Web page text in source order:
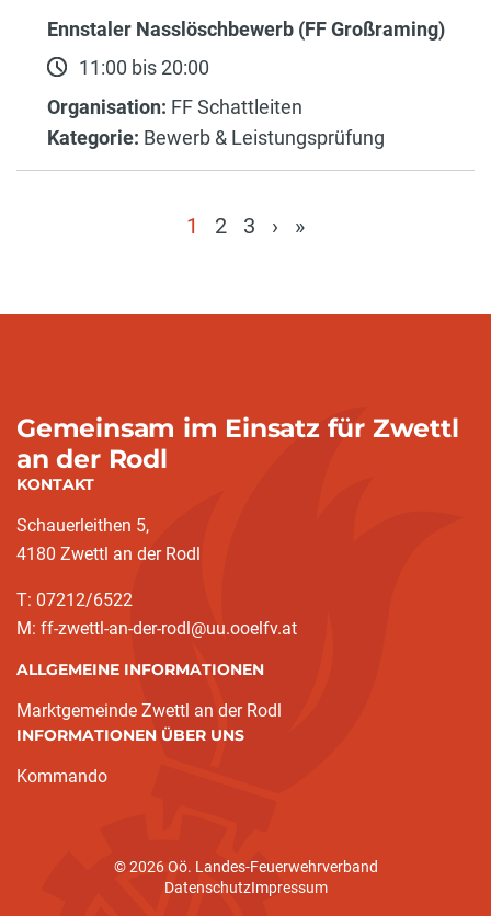
Ennstaler Nasslöschbewerb (FF Großraming)
11:00 bis 20:00
Organisation: FF Schattleiten
Kategorie: Bewerb & Leistungsprüfung
1 2 3 › »
Gemeinsam im Einsatz für Zwettl
an der Rodl
KONTAKT
Schauerleithen 5,
4180 Zwettl an der Rodl
T: 07212/6522
M: ff-zwettl-an-der-rodl@uu.ooelfv.at
ALLGEMEINE INFORMATIONEN
Marktgemeinde Zwettl an der Rodl
INFORMATIONEN ÜBER UNS
Kommando
© 2026 Oö. Landes-Feuerwehrverband
DatenschutzImpressum